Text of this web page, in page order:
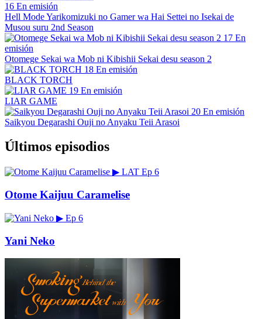
16 En emisión
Hell Mode Yarikomizuki no Gamer wa Hai Settei no Isekai de
Musou suru 2nd Season
17 En
emisión
Otomege Sekai wa Mob ni Kibishii Sekai desu season 2
18 En emisión
BLACK TORCH
19 En emisión
LIAR GAME
20 En emisión
Saikyou Degarashi Ouji no Anyaku Teii Arasoi
Últimos episodios
▶ LAT Ep 6
Otome Kaijuu Caramelise
▶ Ep 6
Yani Neko